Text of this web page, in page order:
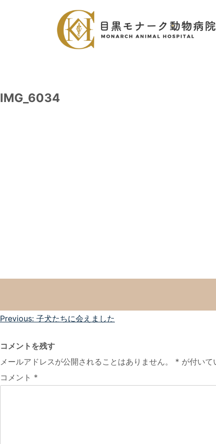
IMG_6034
投
ナ
ビ
ゲ
Previous: 子犬たちに会えました
コメントを残す
メールアドレスが公開されることはありません。
* が付いて
コメント *